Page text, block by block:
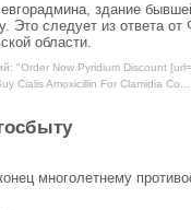
здание
Это следует из ответа
области.
"Order Now Pyridium Discount
Cialis Amoxicillin For Clamidia
многолетнему